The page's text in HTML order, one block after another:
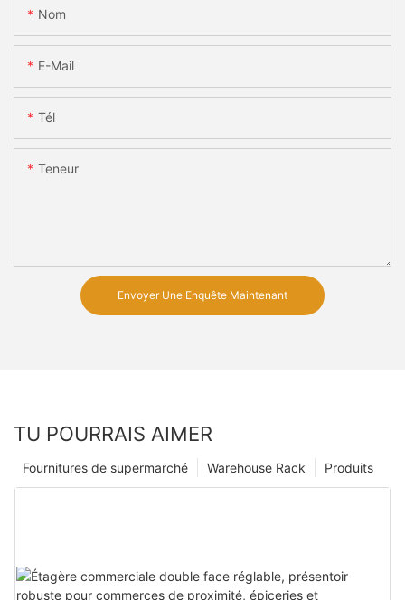
Nom
E-Mail
Tél
Teneur
Envoyer Une Enquête Maintenant
TU POURRAIS AIMER
Produits
Warehouse Rack
Fournitures de supermarché